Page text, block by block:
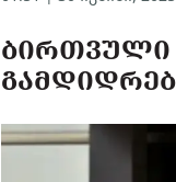
ᲑᲘᲠᲗᲕᲣᲚᲘ